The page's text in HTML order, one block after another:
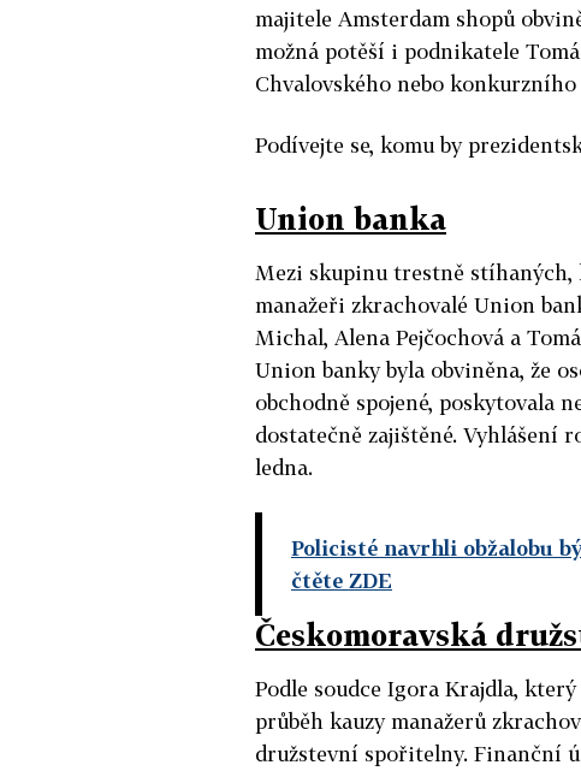
majitele Amsterdam shopů
možná potěší i podnikatele
Chvalovského nebo
Podívejte se, komu by
Union banka
Mezi skupinu trestně
manažeři zkrachovalé Union
Michal, Alena Pejčochová a
Union banky byla obviněna, že
obchodně spojené, poskytovala
dostatečně zajištěné. Vyhlášení
ledna.
Policisté navrhli obžalobu
čtěte ZDE
Českomoravská
Podle soudce Igora Krajdla,
průběh kauzy manažerů
družstevní spořitelny. Finanční